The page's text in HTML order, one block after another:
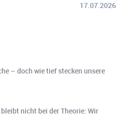
17.07.2026
– doch wie tief stecken unsere
nicht bei der Theorie: Wir